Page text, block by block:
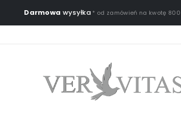
Darmowa wysyłka * od zamówień na kwotę 800